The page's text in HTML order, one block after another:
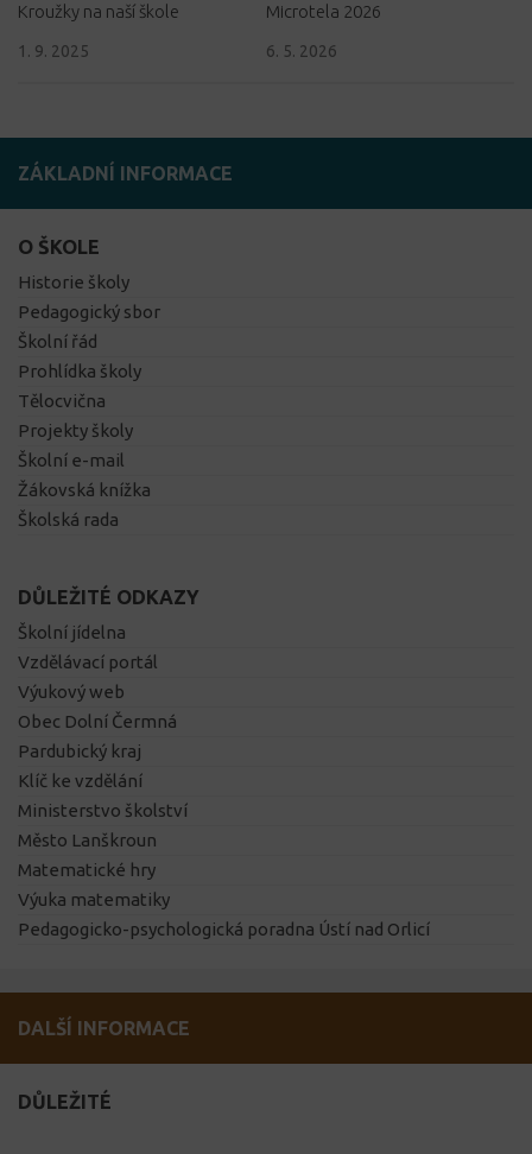
Kroužky na naší škole
1. 9. 2025
Microtela 2026
6. 5. 2026
ZÁKLADNÍ INFORMACE
O ŠKOLE
Historie školy
Pedagogický sbor
Školní řád
Prohlídka školy
Tělocvična
Projekty školy
Školní e-mail
Žákovská knížka
Školská rada
DŮLEŽITÉ ODKAZY
Školní jídelna
Vzdělávací portál
Výukový web
Obec Dolní Čermná
Pardubický kraj
Klíč ke vzdělání
Ministerstvo školství
Město Lanškroun
Matematické hry
Výuka matematiky
Pedagogicko-psychologická poradna Ústí nad Orlicí
DALŠÍ INFORMACE
DŮLEŽITÉ